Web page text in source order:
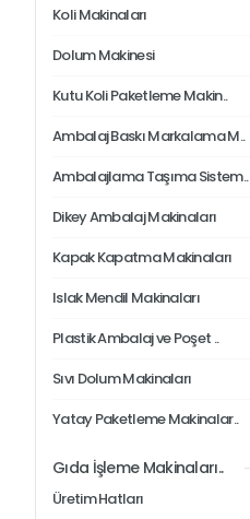
Koli Makinaları
Dolum Makinesi
Kutu Koli Paketleme Makin..
Ambalaj Baskı Markalama M..
Ambalajlama Taşıma Sistem..
Dikey Ambalaj Makinaları
Kapak Kapatma Makinaları
Islak Mendil Makinaları
Plastik Ambalaj ve Poşet ..
Sıvı Dolum Makinaları
Yatay Paketleme Makinalar..
Gıda İşleme Makinaları..
Üretim Hatları